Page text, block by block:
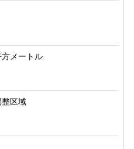
方メートル
区域